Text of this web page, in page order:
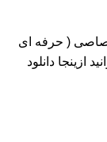
( حرفه ای
ازینجا دانلود